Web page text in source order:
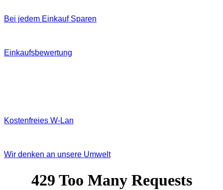
Bei jedem Einkauf Sparen
Einkaufsbewertung
Kostenfreies W‐Lan
Wir denken an unsere Umwelt